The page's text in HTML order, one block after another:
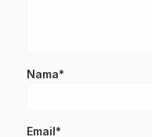
Nama*
Email*